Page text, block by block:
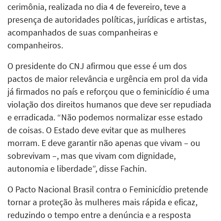
cerimônia, realizada no dia 4 de fevereiro, teve a
presença de autoridades políticas, jurídicas e artistas,
acompanhados de suas companheiras e
companheiros.
O presidente do CNJ afirmou que esse é um dos
pactos de maior relevância e urgência em prol da vida
já firmados no país e reforçou que o feminicídio é uma
violação dos direitos humanos que deve ser repudiada
e erradicada. “Não podemos normalizar esse estado
de coisas. O Estado deve evitar que as mulheres
morram. E deve garantir não apenas que vivam – ou
sobrevivam –, mas que vivam com dignidade,
autonomia e liberdade”, disse Fachin.
O Pacto Nacional Brasil contra o Feminicídio pretende
tornar a proteção às mulheres mais rápida e eficaz,
reduzindo o tempo entre a denúncia e a resposta